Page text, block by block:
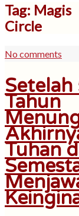
Tag: Magis
Circle
No comments
Setelah
Tahun
Tuhan